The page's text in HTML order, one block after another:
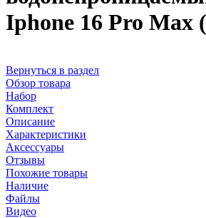
Iphone 16 Pro Max
Вернуться в раздел
Обзор товара
Набор
Комплект
Описание
Характеристики
Аксессуары
Отзывы
Похожие товары
Наличие
Файлы
Видео